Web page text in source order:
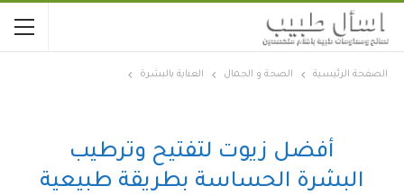
الصفحة الرئيسية الصحة و الجمال العناية بالبشرة
أفضل زيوت لتفتيح وترطيب
البشرة الحساسة بطريقة طبيعية